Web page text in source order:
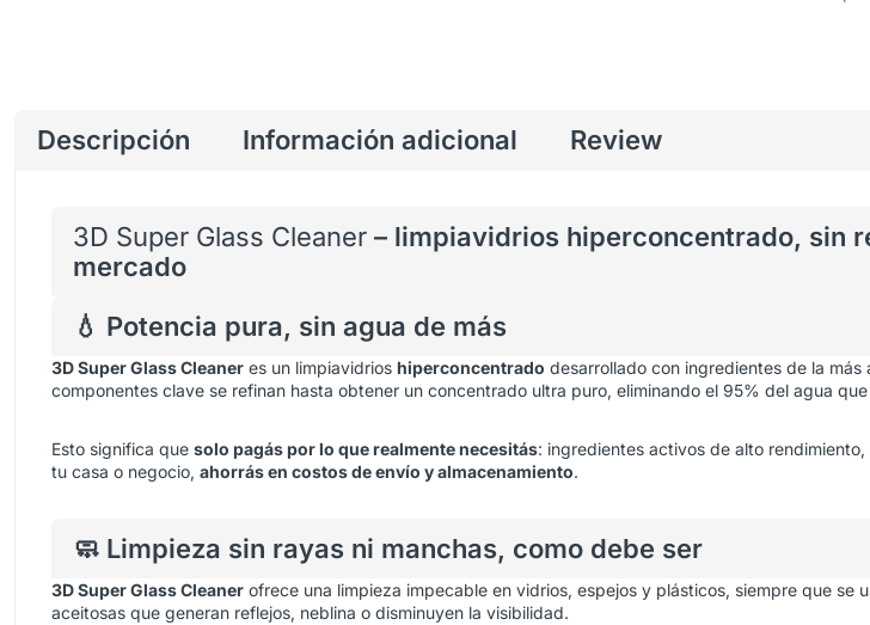
Descripción Información adicional Review
3D Super Glass Cleaner – limpiavidrios hiperconcentrado, sin
mercado
💧 Potencia pura, sin agua de más
3D Super Glass Cleaner es un limpiavidrios hiperconcentrado desarrollado con ingredientes de la
componentes clave se refinan hasta obtener un concentrado ultra puro, eliminando el 95% del agua
Esto significa que solo pagás por lo que realmente necesitás: ingredientes activos de alto
tu casa o negocio, ahorrás en costos de envío y almacenamiento.
🧼 Limpieza sin rayas ni manchas, como debe ser
3D Super Glass Cleaner ofrece una limpieza impecable en vidrios, espejos y plásticos, siempre que se
aceitosas que generan reflejos, neblina o disminuyen la visibilidad.